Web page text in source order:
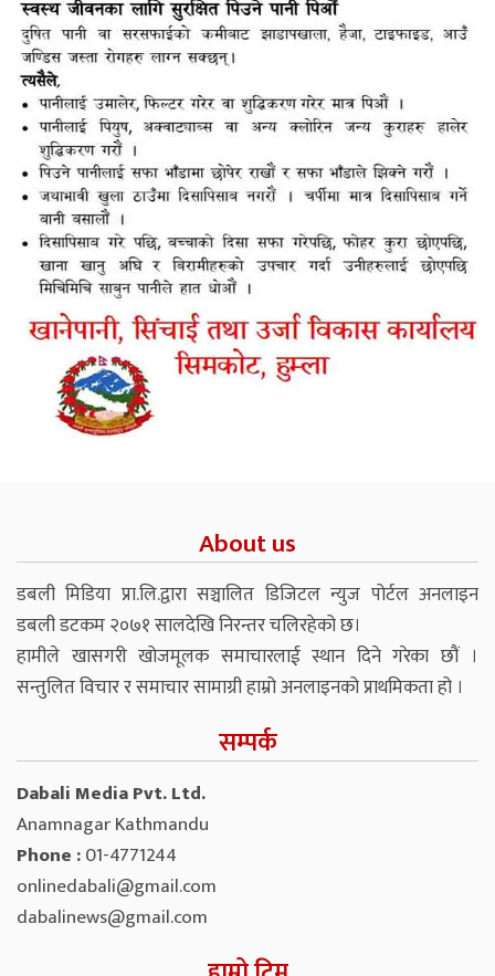
About us
डबली मिडिया प्रा.लि.द्वारा सञ्चालित डिजिटल न्युज पोर्टल अनलाइन
डबली डटकम २०७१ सालदेखि निरन्तर चलिरहेको छ।
हामीले खासगरी खोजमूलक समाचारलाई स्थान दिने गरेका छौं ।
सन्तुलित विचार र समाचार सामाग्री हाम्रो अनलाइनको प्राथमिकता हो ।
सम्पर्क
Dabali Media Pvt. Ltd.
Anamnagar Kathmandu
Phone :01-4771244
onlinedabali@gmail.com
dabalinews@gmail.com